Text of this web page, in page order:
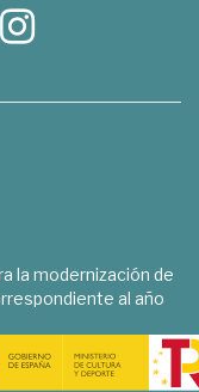
la modernización de
al año